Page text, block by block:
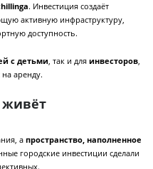
. Инвестиция создаёт
активную инфраструктуру,
доступность.
с детьми , так и для инвесторов
аренду.
живёт
а пространство, наполненное
городские инвестиции сделали